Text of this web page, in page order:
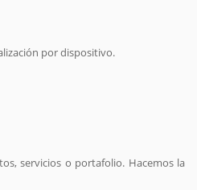
por dispositivo.
servicios o portafolio. Hacemos la